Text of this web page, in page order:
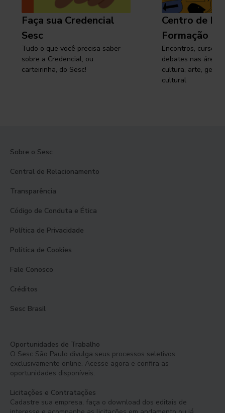
Faça sua Credencial
Sesc
Tudo o que você precisa saber
sobre a Credencial, ou
carteirinha, do Sesc!
Centro de
Formação
Encontros, cursos,
debates nas áreas
cultura, arte,
cultural
Sobre o Sesc
Central de Relacionamento
Transparência
Código de Conduta e Ética
Política de Privacidade
Política de Cookies
Fale Conosco
Créditos
Sesc Brasil
Oportunidades de Trabalho
O Sesc São Paulo divulga seus processos seletivos
exclusivamente online. Acesse agora e confira as
oportunidades disponíveis.
Licitações e Contratações
Cadastre sua empresa, faça o download dos editais de